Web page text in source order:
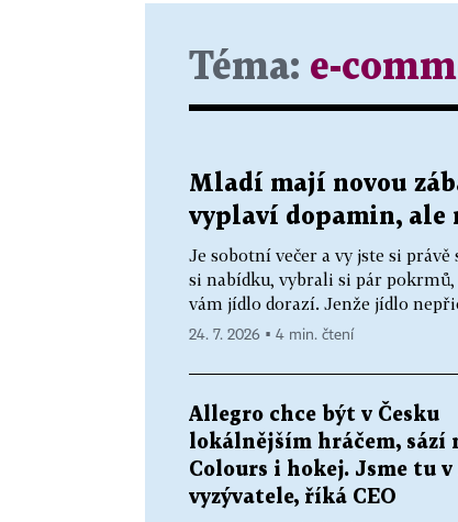
Téma: e-
Mladí mají novou
vyplaví dopamin, ale
Je sobotní večer a vy jste si
si nabídku, vybrali si pár
vám jídlo dorazí. Jenže jídlo
24. 7. 2026 ▪ 4 min. čtení
Allegro chce být v Česku
lokálnějším hráčem, sází
Colours i hokej. Jsme tu
vyzývatele, říká CEO